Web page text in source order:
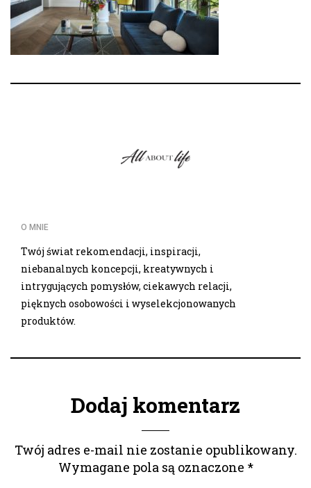
O MNIE
Twój świat rekomendacji, inspiracji,
niebanalnych koncepcji, kreatywnych i
intrygujących pomysłów, ciekawych relacji,
pięknych osobowości i wyselekcjonowanych
produktów.
Dodaj komentarz
Twój adres e-mail nie zostanie opublikowany.
Wymagane pola są oznaczone *